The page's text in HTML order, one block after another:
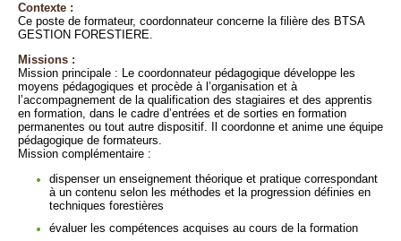
Contexte :
Ce poste de formateur, coordonnateur concerne la filière des BTSA
GESTION FORESTIERE.
Missions :
Mission principale : Le coordonnateur pédagogique développe les
moyens pédagogiques et procède à l’organisation et à
l’accompagnement de la qualification des stagiaires et des apprentis
en formation, dans le cadre d’entrées et de sorties en formation
permanentes ou tout autre dispositif. Il coordonne et anime une équipe
pédagogique de formateurs.
Mission complémentaire :
dispenser un enseignement théorique et pratique correspondant
à un contenu selon les méthodes et la progression définies en
techniques forestières
évaluer les compétences acquises au cours de la formation